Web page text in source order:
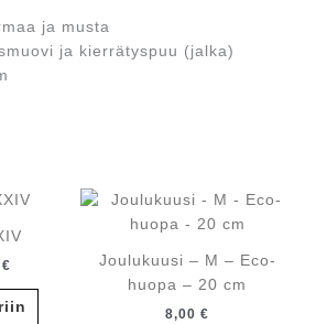
ja musta
ja kierrätyspuu (jalka)
€
on:
Joulukuusi – M – Eco-
huopa – 20 cm
8,00 €